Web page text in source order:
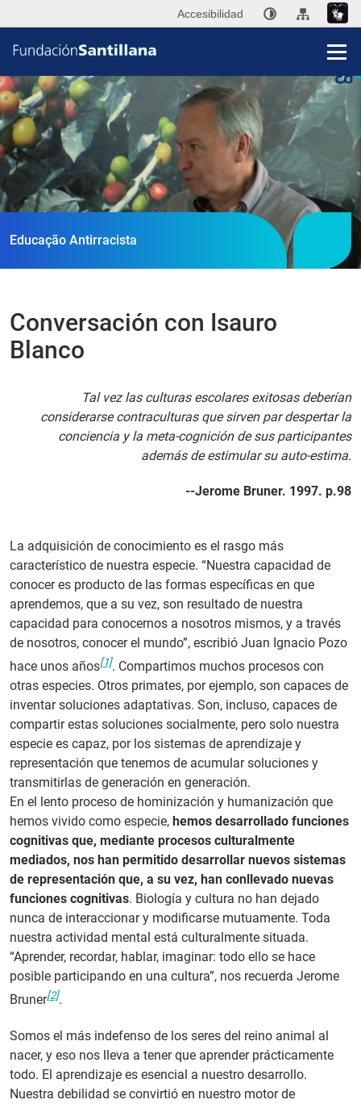
Accesibilidad
Educação Antirracista
Conversación con Isauro
Blanco
Tal vez las culturas escolares exitosas deberían
considerarse contraculturas que sirven par despertar la
conciencia y la meta-cognición de sus participantes
además de estimular su auto-estima.
--Jerome Bruner. 1997. p.98
La adquisición de conocimiento es el rasgo más
característico de nuestra especie. “Nuestra capacidad de
conocer es producto de las formas específicas en que
aprendemos, que a su vez, son resultado de nuestra
capacidad para conocernos a nosotros mismos, y a través
de nosotros, conocer el mundo”, escribió Juan Ignacio Pozo
hace unos años[1]. Compartimos muchos procesos con
otras especies. Otros primates, por ejemplo, son capaces de
inventar soluciones adaptativas. Son, incluso, capaces de
compartir estas soluciones socialmente, pero solo nuestra
especie es capaz, por los sistemas de aprendizaje y
representación que tenemos de acumular soluciones y
transmitirlas de generación en generación.
En el lento proceso de hominización y humanización que
hemos vivido como especie, hemos desarrollado funciones
cognitivas que, mediante procesos culturalmente
mediados, nos han permitido desarrollar nuevos sistemas
de representación que, a su vez, han conllevado nuevas
funciones cognitivas. Biología y cultura no han dejado
nunca de interaccionar y modificarse mutuamente. Toda
nuestra actividad mental está culturalmente situada.
“Aprender, recordar, hablar, imaginar: todo ello se hace
posible participando en una cultura”, nos recuerda Jerome
Bruner[2].
Somos el más indefenso de los seres del reino animal al
nacer, y eso nos lleva a tener que aprender prácticamente
todo. El aprendizaje es esencial a nuestro desarrollo.
Nuestra debilidad se convirtió en nuestro motor de